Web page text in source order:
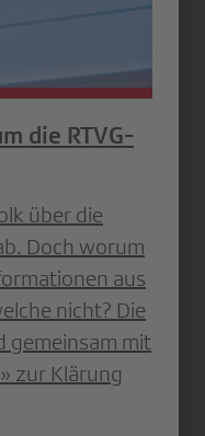
die RTVG-
über die
Doch worum
aus
nicht? Die
gemeinsam mit
zur Klärung